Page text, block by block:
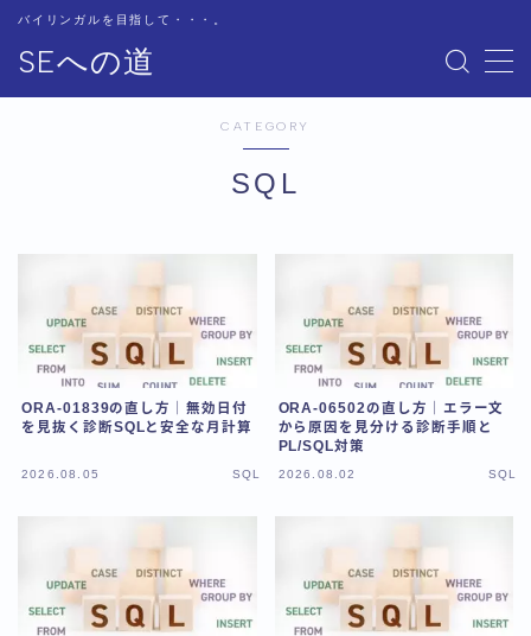
SEへの道
バイリンガルを目指して・・・。
プロフィール
書籍紹介
用語集
用語集-あ行
用語集-か行
用語集-さ行
用語集-や行・わ
用語集-ら行
CATEGORY
SQL
ORA-01839の直し方｜無効日付
を見抜く診断SQLと安全な月計算
2026.08.05 SQL
ORA-06502の直し方｜エラー文
から原因を見分ける診断手順と
PL/SQL対策
2026.08.02 SQL